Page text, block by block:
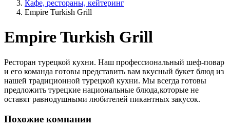
Кафе, рестораны, кейтеринг
Empire Turkish Grill
Empire Turkish Grill
Ресторан турецкой кухни. Наш профессиональный шеф-повар
и его команда готовы представить вам вкусный букет блюд из
нашей традиционной турецкой кухни. Мы всегда готовы
предложить турецкие национальные блюда,которые не
оставят равнодушными любителей пикантных закусок.
Похожие компании